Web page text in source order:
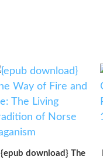
{epub download} The